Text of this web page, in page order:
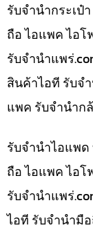
รับจำนำกระเป๋
ถือ ไอแพค ไอ
รับจํานําแพร่
สินค้าไอที รับจ
แพค รับจำนำก
รับจำนำไอแพ
ถือ ไอแพค ไอ
รับจํานําแพร่
ไอที รับจำนำมื